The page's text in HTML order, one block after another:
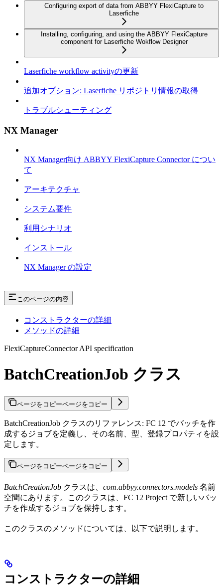
Configuring export of data from ABBYY FlexiCapture to
Laserfiche
Installing, configuring, and using the ABBYY FlexiCapture
component for Laserfiche Wokflow Designer
Laserfiche workflow activityの更新
追加オプション: Laserfiche リポジトリ情報の取得
トラブルシューティング
NX Manager
NX Manager向け ABBYY FlexiCapture Connector につい
て
アーキテクチャ
システム要件
利用シナリオ
インストール
NX Manager の設定
このページの内容
コンストラクターの詳細
メソッドの詳細
FlexiCaptureConnector API specification
BatchCreationJob クラス
ページをコピーページをコピー
BatchCreationJob クラスのリファレンス: FC 12 でバッチを作
成するジョブを定義し、その名前、型、登録プロパティを設
定します。
ページをコピーページをコピー
BatchCreationJob クラスは、 com.abbyy.connectors.models 名前
空間にあります。このクラスは、FC 12 Project で新しいバッ
チを作成するジョブを保持します。
このクラスのメソッドについては、以下で説明します。
コンストラクターの詳細